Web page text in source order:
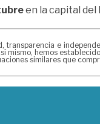
en la capital del
transparencia e
hemos
similares que